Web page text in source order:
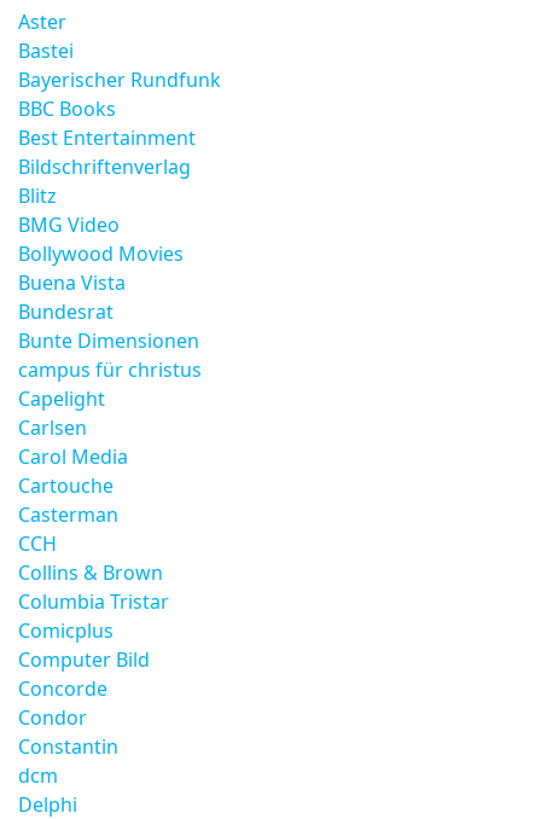
Aster
Bastei
Bayerischer Rundfunk
BBC Books
Best Entertainment
Bildschriftenverlag
Blitz
BMG Video
Bollywood Movies
Buena Vista
Bundesrat
Bunte Dimensionen
campus für christus
Capelight
Carlsen
Carol Media
Cartouche
Casterman
CCH
Collins & Brown
Columbia Tristar
Comicplus
Computer Bild
Concorde
Condor
Constantin
dcm
Delphi